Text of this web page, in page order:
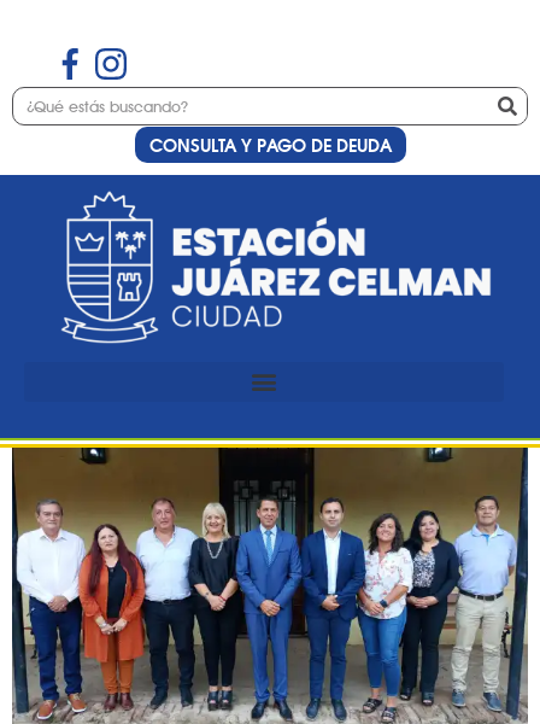
CONSULTA Y PAGO DE DEUDA
Etiqueta:municipal
Sesiones de los concejales
en Estación Juárez Celman